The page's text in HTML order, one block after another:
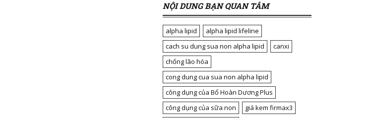
NỘI DUNG BẠN QUAN TÂM
alpha lipid
alpha lipid lifeline
cach su dung sua non alpha lipid
canxi
chống lão hóa
cong dung cua sua non alpha lipid
công dụng của Bổ Hoàn Dương Plus
công dụng của sữa non
giá kem firmax3